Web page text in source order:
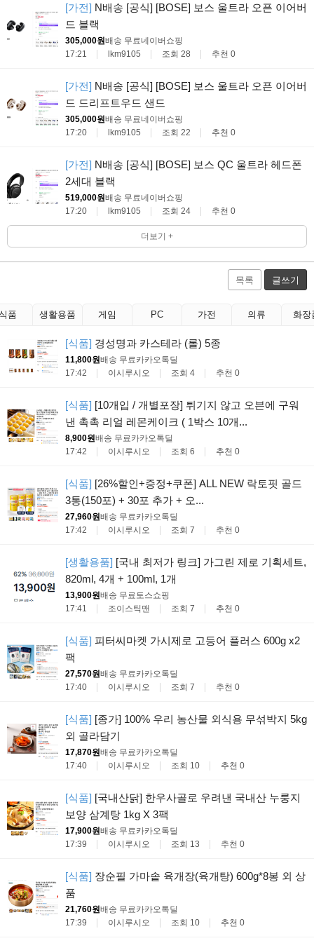
[가전] N배송 [공식] [BOSE] 보스 울트라 오픈 이어버
드 블랙
305,000원배송 무료네이버쇼핑
17:21
lkm9105 조회 28 추천 0
[가전] N배송 [공식] [BOSE] 보스 울트라 오픈 이어버
드 드리프트우드 샌드
305,000원배송 무료네이버쇼핑
17:20
lkm9105 조회 22 추천 0
[가전] N배송 [공식] [BOSE] 보스 QC 울트라 헤드폰
2세대 블랙
519,000원배송 무료네이버쇼핑
17:20
lkm9105 조회 24 추천 0
더보기 +
목록 글쓰기
품 생활용품 게임 PC 가전 의류 화장
[식품] 경성명과 카스테라 (롤) 5종
11,800원배송 무료카카오톡딜
17:42
이시루시오 조회 4 추천 0
[식품] [10개입 / 개별포장] 튀기지 않고 오븐에 구워
낸 촉촉 리얼 레몬케이크 ( 1박스 10개...
8,900원배송 무료카카오톡딜
17:42
이시루시오 조회 6 추천 0
[식품] [26%할인+증정+쿠폰] ALL NEW 락토핏 골드
3통(150포) + 30포 추가 + 오...
27,960원배송 무료카카오톡딜
17:42
이시루시오 조회 7 추천 0
[생활용품] [국내 최저가 링크] 가그린 제로 기획세트,
820ml, 4개 + 100ml, 1개
13,900원배송 무료토스쇼핑
17:41
조이스틱맨 조회 7 추천 0
[식품] 피터씨마켓 가시제로 고등어 플러스 600g x2
팩
27,570원배송 무료카카오톡딜
17:40
이시루시오 조회 7 추천 0
[식품] [종가] 100% 우리 농산물 외식용 무섞박지 5kg
외 골라담기
17,870원배송 무료카카오톡딜
17:40
이시루시오 조회 10 추천 0
[식품] [국내산닭] 한우사골로 우려낸 국내산 누룽지
보양 삼계탕 1kg X 3팩
17,900원배송 무료카카오톡딜
17:39
이시루시오 조회 13 추천 0
[식품] 장순필 가마솥 육개장(육개탕) 600g*8봉 외 상
품
21,760원배송 무료카카오톡딜
17:39
이시루시오 조회 10 추천 0